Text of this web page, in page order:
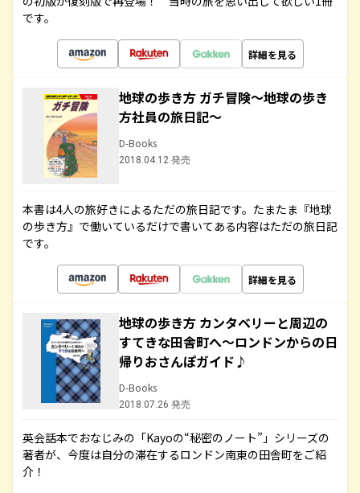
です。
詳細を見る
地球の歩き方 ガチ冒険～地球の歩き
方社員の旅日記～
D-Books
2018.04.12 発売
本書は4人の旅好きによるただの旅日記です。たまたま『地球
の歩き方』で働いているだけで書いてある内容はただの旅日記
です。
詳細を見る
地球の歩き方 カンタベリーと周辺の
すてきな田舎町へ～ロンドンからの日
帰りおさんぽガイド♪
D-Books
2018.07.26 発売
英会話本でおなじみの「Kayoの“秘密のノート”」シリーズの
著者が、今度は自分の滞在するロンドン南東の田舎町をご紹
介！